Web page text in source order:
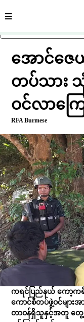
ပင်မအကြောင်းအရာ
ကဏ္ဍ
အောင်ဇေ
တပ်သား သုံ
ဝင်လာကြေ
RFA Burmese
ကရင်ပြည်နယ် ကော့က
ကောင်စီတပ်ဖွဲ့ဝင်များ
တာဝန်ရှိသူနှင့်အတူ တွေ့